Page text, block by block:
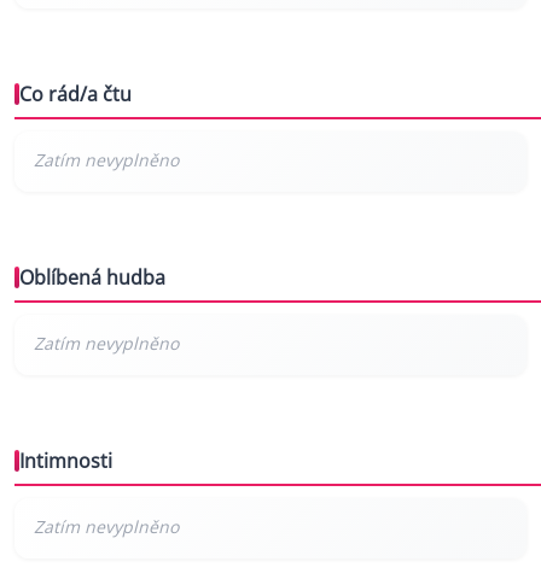
Co rád/a čtu
Oblíbená hudba
Intimnosti